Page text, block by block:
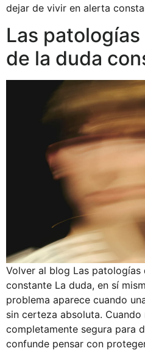
dejar de vivir en alerta
Las
de la duda
Volver al blog Las patologías
constante La duda, en sí
problema aparece cuando
sin certeza absoluta. Cuando
completamente segura para
confunde pensar con